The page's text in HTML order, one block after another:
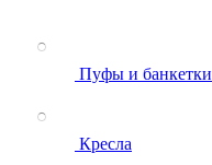
Пуфы и банкетки
Кресла